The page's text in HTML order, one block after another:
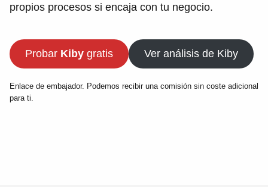
propios procesos si encaja con tu negocio.
Probar Kibygratis Ver análisis de Kiby
Enlace de embajador. Podemos recibir una comisión sin coste adicional
para ti.